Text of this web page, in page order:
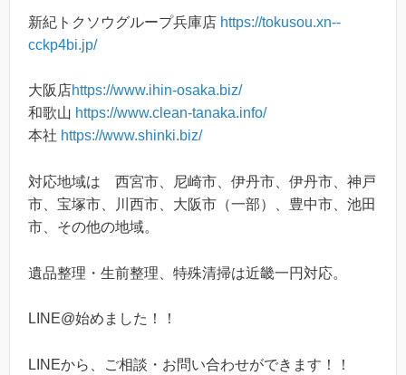
新紀トクソウグループ兵庫店 https://tokusou.xn--
cckp4bi.jp/
大阪店https://www.ihin-osaka.biz/
和歌山 https://www.clean-tanaka.info/
本社 https://www.shinki.biz/
対応地域は 西宮市、尼崎市、伊丹市、伊丹市、神戸
市、宝塚市、川西市、大阪市（一部）、豊中市、池田
市、その他の地域。
遺品整理・生前整理、特殊清掃は近畿一円対応。
LINE@始めました！！
LINEから、ご相談・お問い合わせができます！！